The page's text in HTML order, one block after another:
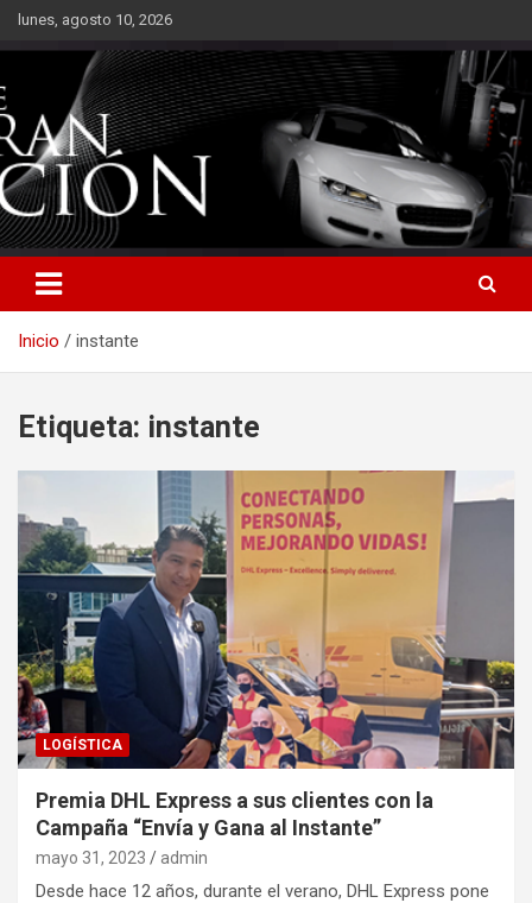
Saltarlunes, agosto 10, 2026
Inicio instante
Etiqueta: instante
LOGÍSTICA
Premia DHL Express a sus clientes con la
Campaña “Envía y Gana al Instante”
mayo 31, 2023 admin
Desde hace 12 años, durante el verano, DHL Express pone